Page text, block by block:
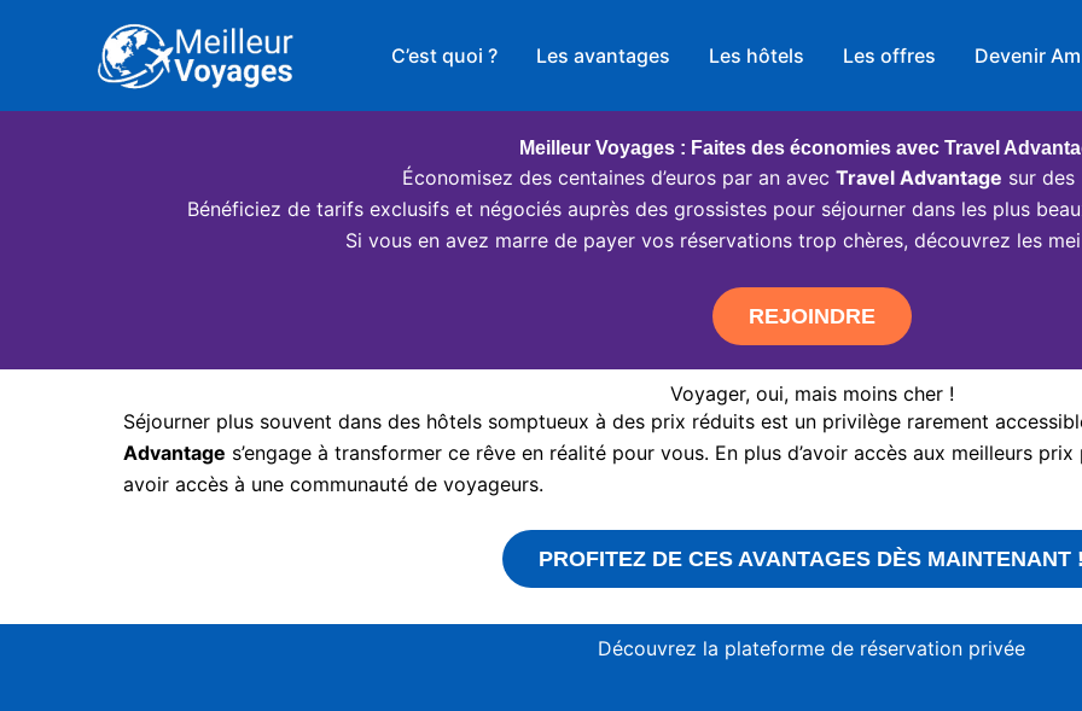
C’est quoi ? Les avantages Les hôtels Les offres Devenir
Meilleur Voyages : Faites des économies avec Travel
Économisez des centaines d’euros par an avec Travel Advantage sur des
Bénéficiez de tarifs exclusifs et négociés auprès des grossistes pour séjourner dans les plus
Si vous en avez marre de payer vos réservations trop chères, découvrez les
REJOINDRE
Voyager, oui, mais moins cher !
Séjourner plus souvent dans des hôtels somptueux à des prix réduits est un privilège rarement
Advantage s’engage à transformer ce rêve en réalité pour vous. En plus d’avoir accès aux meilleurs
avoir accès à une communauté de voyageurs.
PROFITEZ DE CES AVANTAGES DÈS MAINTENANT
Découvrez la plateforme de réservation privée